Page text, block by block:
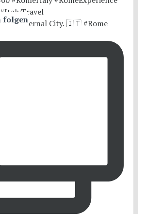
the Eternal City. 🇮🇹 #Rome
folgen